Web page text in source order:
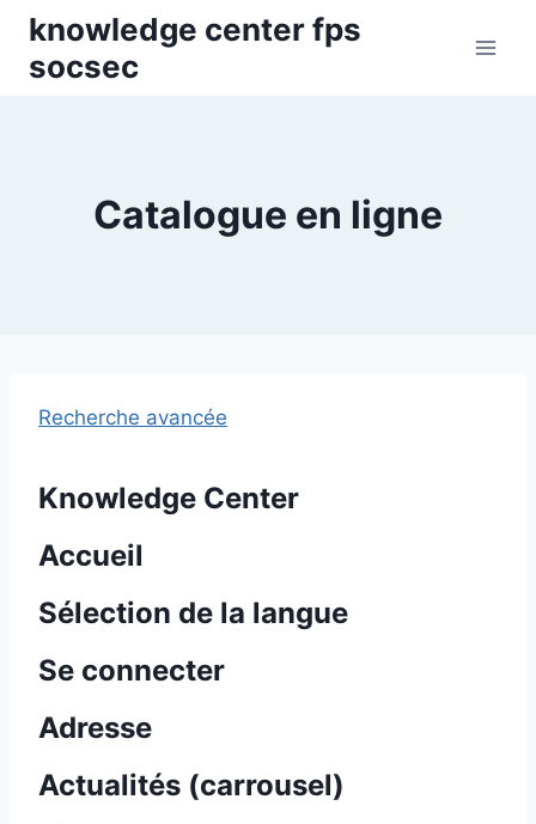
Skip
content
knowledge center fps
socsec
Catalogue en ligne
Recherche avancée
Knowledge Center
Accueil
Sélection de la langue
Se connecter
Adresse
Actualités (carrousel)